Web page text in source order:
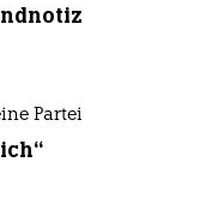
Partei